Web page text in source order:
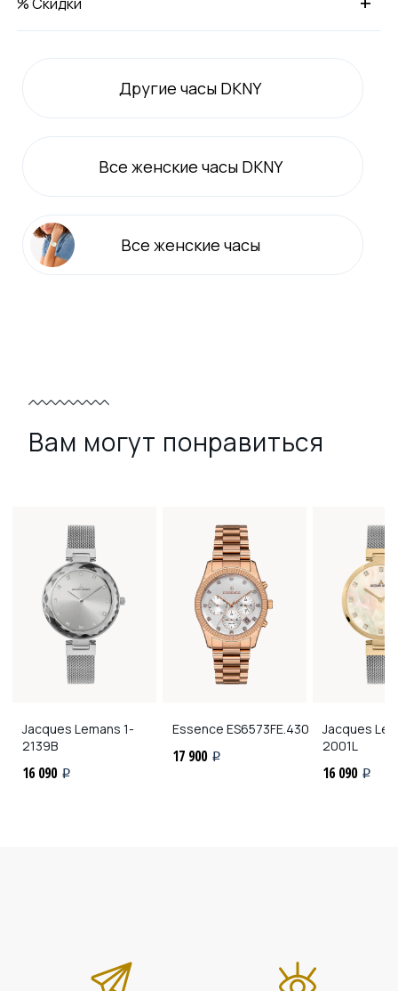
Другие часы DKNY
Все женские часы DKNY
Все женские часы
Вам могут понравиться
Jacques Lemans 1-
2139B
16 090 i
Essence ES6573FE.430
17 900 i
Jacques
2001L
16 090 i